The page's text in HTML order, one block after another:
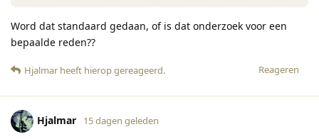
Word dat standaard gedaan, of is dat onderzoek voor een
bepaalde reden??
Reageren
Hjalmar heeft hierop gereageerd.
Hjalmar 15 dagen geleden